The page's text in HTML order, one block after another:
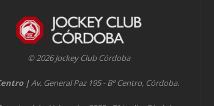
© 2026 Jockey Club Córdoba
|Av. General Paz 195 - Bº Centro, Córdoba.